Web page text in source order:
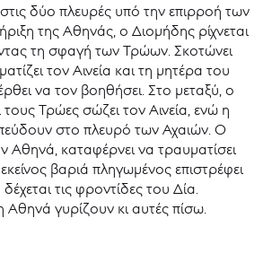
στις δύο πλευρές υπό την επιρροή των
της Αθηνάς, ο Διομήδης ρίχνεται
τη σφαγή των Τρώων. Σκοτώνει
τον Αινεία και τη μητέρα του
να τον βοηθήσει. Στο μεταξύ, ο
Τρώες σώζει τον Αινεία, ενώ η
στο πλευρό των Αχαιών. Ο
Αθηνά, καταφέρνει να τραυματίσει
βαριά πληγωμένος επιστρέφει
τις φροντίδες του Δία.
γυρίζουν κι αυτές πίσω.